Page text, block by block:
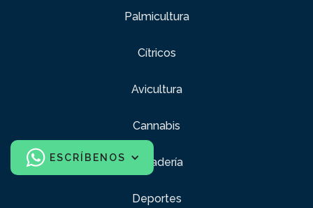
ESCRÍBENOS
Palmicultura
Cítricos
Avicultura
Cannabis
Ganadería
Deportes